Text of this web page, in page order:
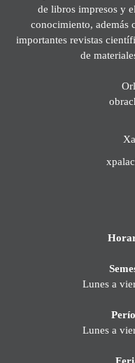
de libros impresos y
conocimiento, además
importantes revistas
de
Lunes a
Lunes a